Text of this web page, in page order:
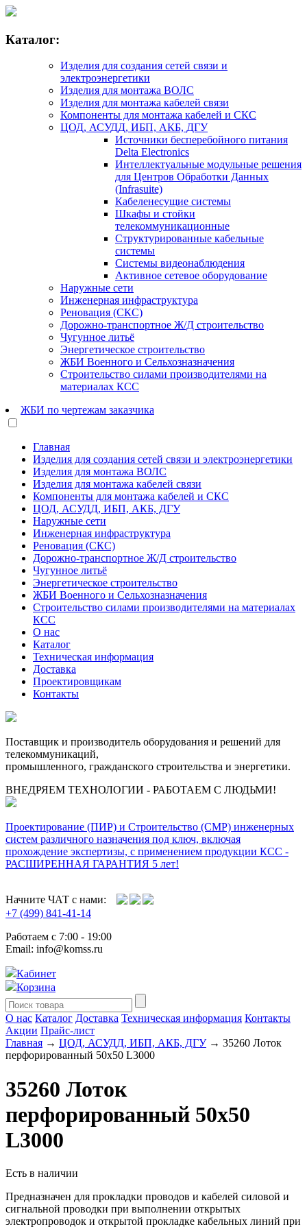
Каталог:
Изделия для создания сетей связи и
электроэнергетики
Изделия для монтажа ВОЛС
Изделия для монтажа кабелей связи
Компоненты для монтажа кабелей и СКС
ЦОД, АСУДД, ИБП, АКБ, ДГУ
Источники бесперебойного питания
Delta Electronics
Интеллектуальные модульные решения
для Центров Обработки Данных
(Infrasuite)
Кабеленесущие системы
Шкафы и стойки
телекоммуникационные
Структурированные кабельные
системы
Системы видеонаблюдения
Активное сетевое оборудование
Наружные сети
Инженерная инфраструктура
Реновация (СКС)
Дорожно-транспортное Ж/Д строительство
Чугунное литьё
Энергетическое строительство
ЖБИ Военного и Сельхозназначения
Строительство силами производителями на
материалах КСС
ЖБИ по чертежам заказчика
Главная
Изделия для создания сетей связи и электроэнергетики
Изделия для монтажа ВОЛС
Изделия для монтажа кабелей связи
Компоненты для монтажа кабелей и СКС
ЦОД, АСУДД, ИБП, АКБ, ДГУ
Наружные сети
Инженерная инфраструктура
Реновация (СКС)
Дорожно-транспортное Ж/Д строительство
Чугунное литьё
Энергетическое строительство
ЖБИ Военного и Сельхозназначения
Строительство силами производителями на материалах
КСС
О нас
Каталог
Техническая информация
Доставка
Проектировщикам
Контакты
Поставщик и производитель оборудования и решений для
телекоммуникаций,
промышленного, гражданского строительства и энергетики.
ВНЕДРЯЕМ ТЕХНОЛОГИИ - РАБОТАЕМ С ЛЮДЬМИ!
Проектирование (ПИР) и Cтроительство (СМР) инженерных
систем различного назначения под ключ, включая
прохождение экспертизы, с применением продукции КСС -
РАСШИРЕННАЯ ГАРАНТИЯ 5 лет!
Начните ЧАТ с нами:
+7 (499) 841-41-14
Работаем с 7:00 - 19:00
Email: info@komss.ru
Кабинет
Корзина
О нас Каталог Доставка Техническая информация Контакты
Акции Прайс-лист
Главная → ЦОД, АСУДД, ИБП, АКБ, ДГУ→ 35260 Лоток
перфорированный 50х50 L3000
35260 Лоток
перфорированный 50х50
L3000
Есть в наличии
Предназначен для прокладки проводов и кабелей силовой и
сигнальной проводки при выполнении открытых
электропроводок и открытой прокладке кабельных линий при